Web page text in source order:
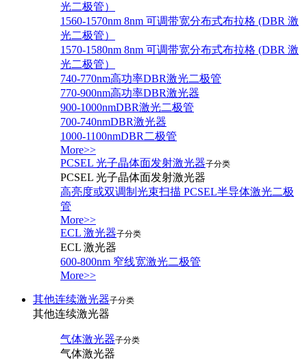
光二极管）
1560-1570nm 8nm 可调带宽分布式布拉格 (DBR 激
光二极管）
1570-1580nm 8nm 可调带宽分布式布拉格 (DBR 激
光二极管）
740-770nm高功率DBR激光二极管
770-900nm高功率DBR激光器
900-1000nmDBR激光二极管
700-740nmDBR激光器
1000-1100nmDBR二极管
More>>
PCSEL 光子晶体面发射激光器子分类
PCSEL 光子晶体面发射激光器
高亮度或双调制光束扫描 PCSEL半导体激光二极
管
More>>
ECL 激光器子分类
ECL 激光器
600-800nm 窄线宽激光二极管
More>>
其他连续激光器子分类
其他连续激光器
气体激光器子分类
气体激光器